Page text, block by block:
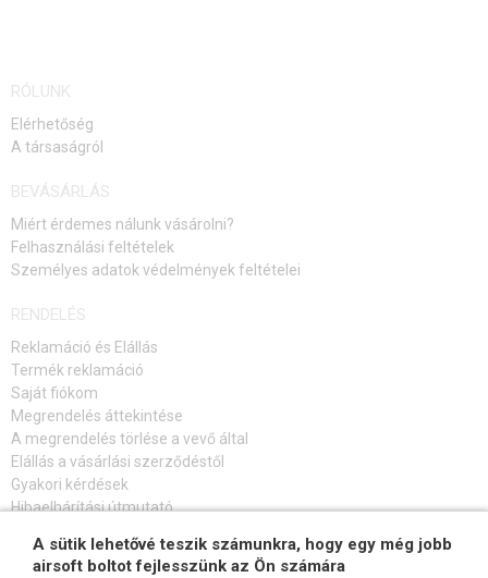
RÓLUNK
Elérhetőség
A társaságról
BEVÁSÁRLÁS
Miért érdemes nálunk vásárolni?
Felhasználási feltételek
Személyes adatok védelmények feltételei
RENDELÉS
Reklamáció és Elállás
Termék reklamáció
Saját fiókom
Megrendelés áttekintése
A megrendelés törlése a vevő által
Elállás a vásárlási szerződéstől
Gyakori kérdések
Hibaelhárítási útmutató
FELIRATKOZÁS HÍRLEVÉLRE
A sütik lehetővé teszik számunkra, hogy egy még jobb
airsoft boltot fejlesszünk az Ön számára